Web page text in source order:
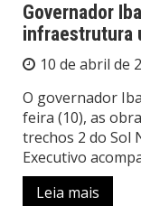
Governador
infraestrutura
10 de abril de
O governador
feira (10), as
trechos 2 do Sol
Executivo
Leia mais